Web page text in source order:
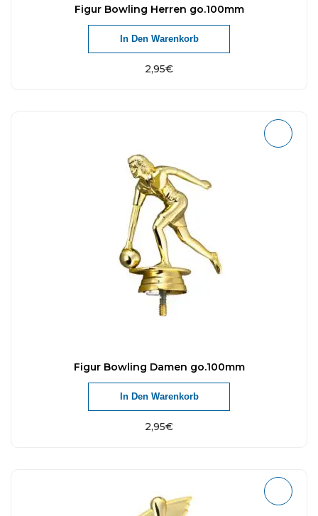
Figur Bowling Herren go.100mm
2,95€
In Den Warenkorb
Figur Bowling Damen go.100mm
2,95€
In Den Warenkorb